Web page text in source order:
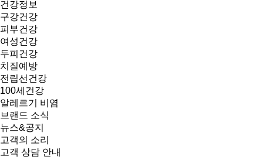
건강정보
구강건강
피부건강
여성건강
두피건강
치질예방
전립선건강
100세건강
알레르기 비염
브랜드 소식
뉴스&공지
고객의 소리
고객 상담 안내